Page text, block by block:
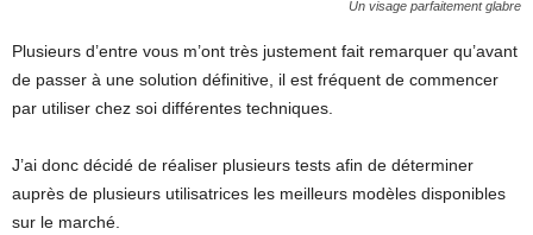
Un visage parfaitement glabre
Plusieurs d’entre vous m’ont très justement fait remarquer qu’avant
de passer à une solution définitive, il est fréquent de commencer
par utiliser chez soi différentes techniques.
J’ai donc décidé de réaliser plusieurs tests afin de déterminer
auprès de plusieurs utilisatrices les meilleurs modèles disponibles
sur le marché.